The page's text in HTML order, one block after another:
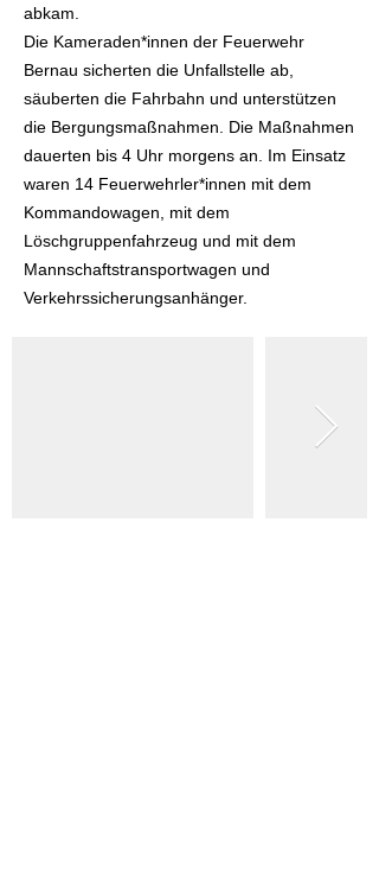
abkam.
Die Kameraden*innen der Feuerwehr
Bernau sicherten die Unfallstelle ab,
säuberten die Fahrbahn und unterstützen
die Bergungsmaßnahmen. Die Maßnahmen
dauerten bis 4 Uhr morgens an. Im Einsatz
waren 14 Feuerwehrler*innen mit dem
Kommandowagen, mit dem
Löschgruppenfahrzeug und mit dem
Mannschaftstransportwagen und
Verkehrssicherungsanhänger.